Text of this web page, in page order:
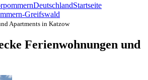
DeutschlandStartseite
Greifswald
Apartments in Katzow
Ferienwohnungen und